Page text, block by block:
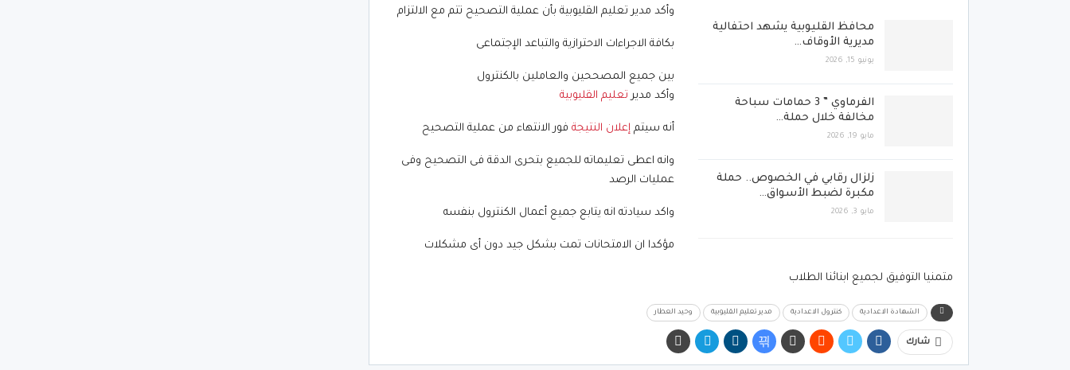
محافظ القليوبية يشهد احتفالية
مديرية الأوقاف…
يونيو 15, 2026
الفرماوي ” 3 حمامات سباحة
مخالفة خلال حملة…
مايو 19, 2026
زلزال رقابي في الخصوص.. حملة
مكبرة لضبط الأسواق…
مايو 3, 2026
وأكد مدير تعليم القليوبية بأن عملية التصحيح تتم مع الالتزام
بكافة الاجراءات الاحترازية والتباعد الإجتماعى
بين جميع المصححين والعاملين بالكنترول
وأكد مدير تعليم القليوبية
أنه سيتم إعلان النتيجة فور الانتهاء من عملية التصحيح
وانه اعطى تعليماته للجميع بتحرى الدقة فى التصحيح وفى
عمليات الرصد
واكد سيادته انه يتابع جميع أعمال الكنترول بنفسه
مؤكدا ان الامتحانات تمت بشكل جيد دون أى مشكلات
متمنيا التوفيق لجميع ابنائنا الطلاب
الشهادة الاعدادية كنترول الاعدادية مدير تعليم القليوبية وحيد العطار
شارك